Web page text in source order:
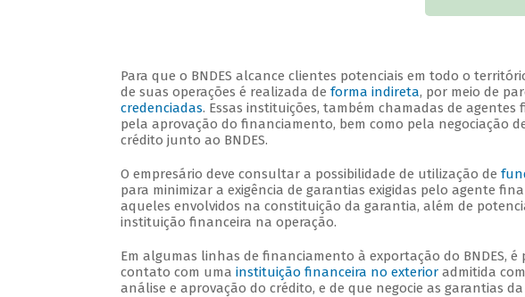
Para que o BNDES alcance clientes potenciais em todo o
de suas operações é realizada de forma indireta, por meio de
credenciadas. Essas instituições, também chamadas de
pela aprovação do financiamento, bem como pela negociação
crédito junto ao BNDES.
O empresário deve consultar a possibilidade de utilização de
para minimizar a exigência de garantias exigidas pelo agente
aqueles envolvidos na constituição da garantia, além de
instituição financeira na operação.
Em algumas linhas de financiamento à exportação do BNDES,
contato com uma instituição financeira no exterior admitida
análise e aprovação do crédito, e de que negocie as garantias